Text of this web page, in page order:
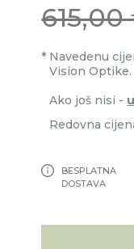
615,00
* Navedenu
Vision Optike.
Ako još nisi -
Redovna
BESPLATNA
DOSTAVA